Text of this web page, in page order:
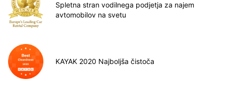
Spletna stran vodilnega podjetja za najem
avtomobilov na svetu
KAYAK 2020 Najboljša čistoča